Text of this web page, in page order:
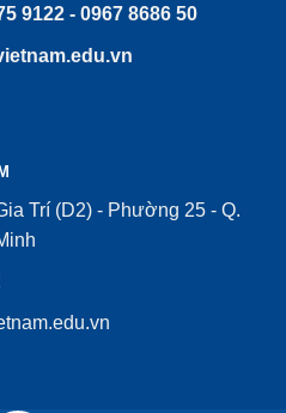
9122 - 0967 8686 50
Trí (D2) - Phường 25 - Q.